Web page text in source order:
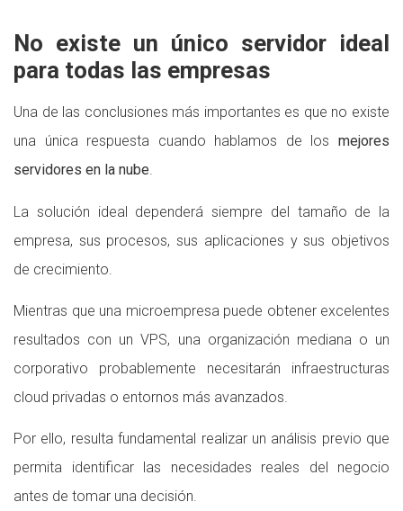
No existe un único servidor ideal
para todas las empresas
Una de las conclusiones más importantes es que no existe
una única respuesta cuando hablamos de los mejores
servidores en la nube.
La solución ideal dependerá siempre del tamaño de la
empresa, sus procesos, sus aplicaciones y sus objetivos
de crecimiento.
Mientras que una microempresa puede obtener excelentes
resultados con un VPS, una organización mediana o un
corporativo probablemente necesitarán infraestructuras
cloud privadas o entornos más avanzados.
Por ello, resulta fundamental realizar un análisis previo que
permita identificar las necesidades reales del negocio
antes de tomar una decisión.